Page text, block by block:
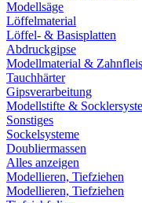
Modellsäge
Löffelmaterial
Löffel- & Basisplatten
Abdruckgipse
Modellmaterial &
Tauchhärter
Gipsverarbeitung
Modellstifte &
Sonstiges
Sockelsysteme
Doubliermassen
Alles anzeigen
Modellieren, Tiefziehen
Modellieren, Tiefziehen